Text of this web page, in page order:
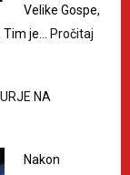
Velike Gospe,
je…
Pročitaj
NA
Nakon